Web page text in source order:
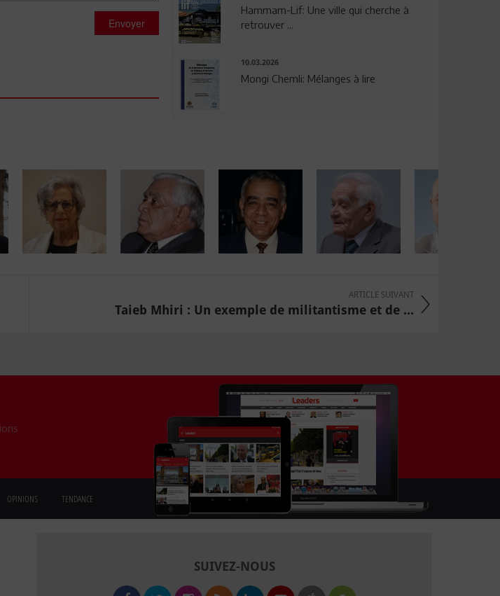
Envoyer
Hammam-Lif: Une ville qui cherche à
retrouver ...
10.03.2026
Mongi Chemli: Mélanges à lire
ARTICLE SUIVANT
Taieb Mhiri : Un exemple de militantisme et de ...
OPINIONS TENDANCE
SUIVEZ-NOUS